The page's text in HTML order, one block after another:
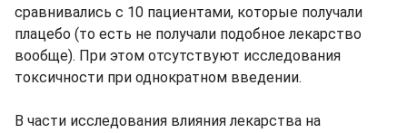
сравнивались с 10 пациентами, которые получали
плацебо (то есть не получали подобное лекарство
вообще). При этом отсутствуют исследования
токсичности при однократном введении.
В части исследования влияния лекарства на